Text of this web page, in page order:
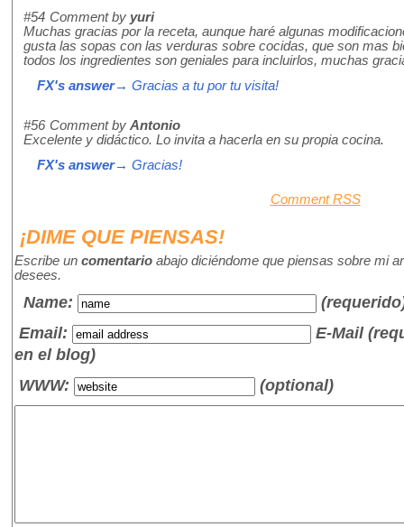
#54 Comment by yuri
Muchas gracias por la receta, aunque haré algunas
gusta las sopas con las verduras sobre cocidas, que son mas
todos los ingredientes son geniales para incluirlos, muchas
FX's answer→ Gracias a tu por tu visita!
#56 Comment by Antonio
Excelente y didáctico. Lo invita a hacerla en su propia cocina.
FX's answer→ Gracias!
Comment RSS
¡DIME QUE PIENSAS!
Escribe un comentario abajo diciéndome que piensas sobre mi
desees.
Name:
Email:
E-Mail
en el blog)
WWW:
(optional)